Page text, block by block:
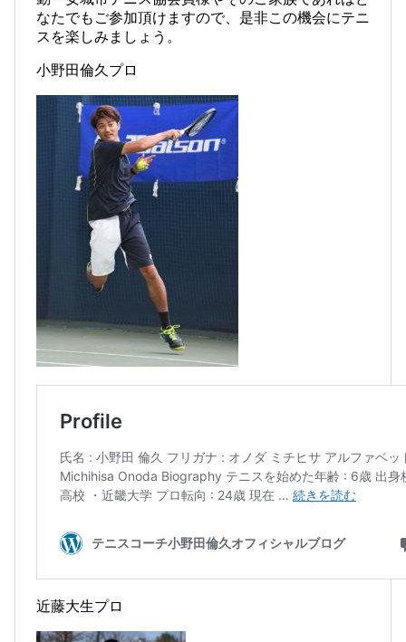
なたでもご参加頂けますので、是非この機会にテニ
スを楽しみましょう。
小野田倫久プロ
近藤大生プロ